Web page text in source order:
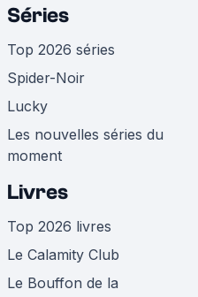
Séries
Top 2026 séries
Spider-Noir
Lucky
Les nouvelles séries du
moment
Livres
Top 2026 livres
Le Calamity Club
Le Bouffon de la